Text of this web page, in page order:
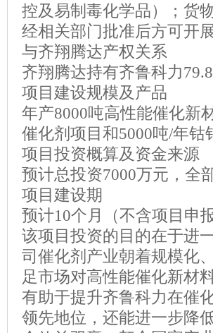
控及易制毒化学品）；货
经相关部门批准后方可开
与齐翔腾达产权关系
齐翔腾达持有齐鲁科力
项目建设规模及产品
年产8000吨高性能催化新
催化剂项目和5000吨/年钴
项目投资概算及资金来源
预计总投资7000万元，全
项目建设期
预计10个月（不含项目申报
该项目投资的目的在于进
司催化剂产业朝着规模化
足市场对高性能催化新材
有助于提升齐鲁科力在催
领先地位，还能进一步降